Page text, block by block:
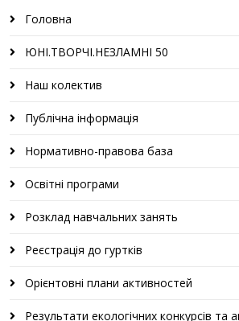
Головна
ЮНІ.ТВОРЧІ.НЕЗЛАМНІ 50
Наш колектив
Публічна інформація
Нормативно-правова база
Освітні програми
Розклад навчальних занять
Реєстрація до гуртків
Орієнтовні плани активностей
Результати екологічних конкурсів та